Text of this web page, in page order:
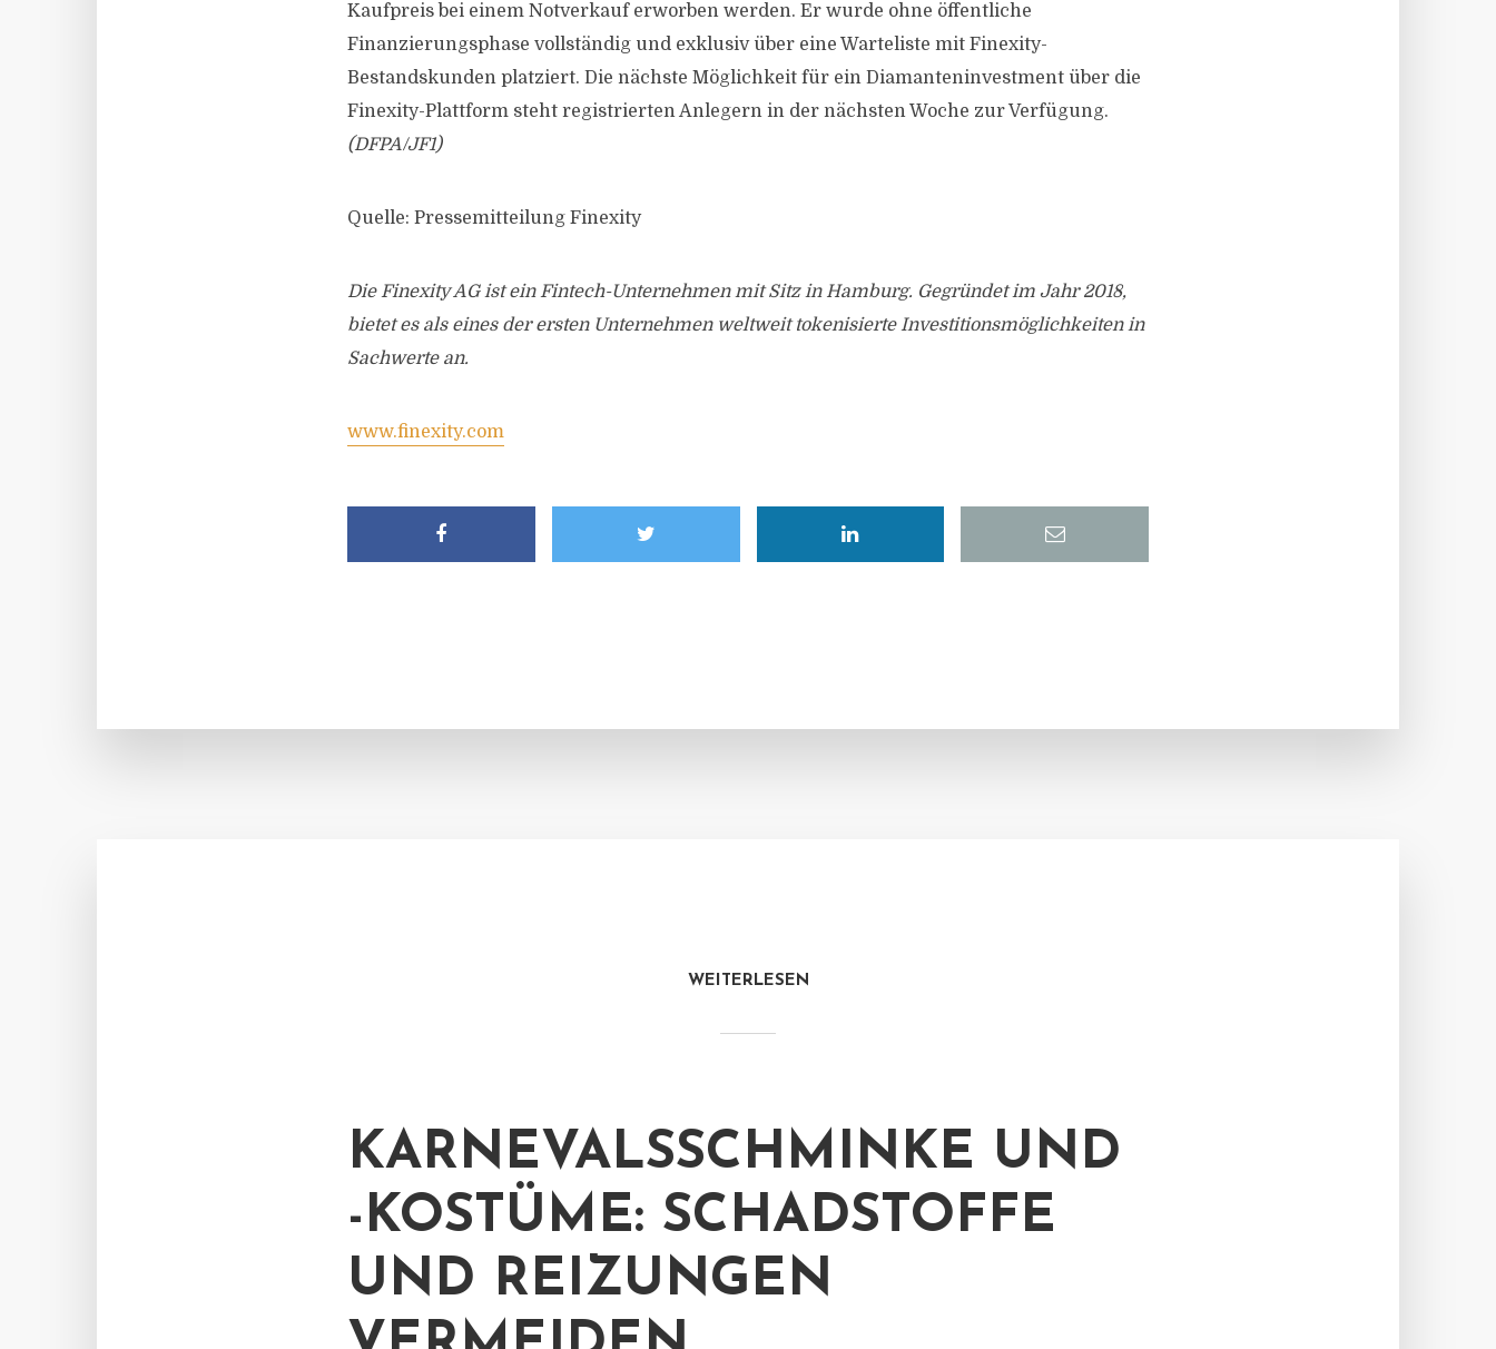
Kaufpreis bei einem Notverkauf erworben werden. Er wurde ohne öffentliche
Finanzierungsphase vollständig und exklusiv über eine Warteliste mit Finexity-
Bestandskunden platziert. Die nächste Möglichkeit für ein Diamanteninvestment über die
Finexity-Plattform steht registrierten Anlegern in der nächsten Woche zur Verfügung.
(DFPA/JF1)
Quelle: Pressemitteilung Finexity
Die Finexity AG ist ein Fintech-Unternehmen mit Sitz in Hamburg. Gegründet im Jahr 2018,
bietet es als eines der ersten Unternehmen weltweit tokenisierte Investitionsmöglichkeiten in
Sachwerte an.
www.finexity.com
WEITERLESEN
KARNEVALSSCHMINKE UND
-KOSTÜME: SCHADSTOFFE
UND REIZUNGEN